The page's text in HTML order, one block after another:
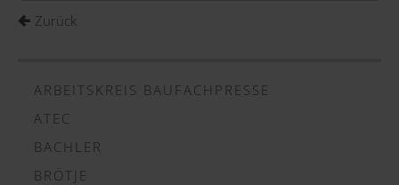
Zurück
ARBEITSKREIS BAUFACHPRESSE
ATEC
BACHLER
BRÖTJE